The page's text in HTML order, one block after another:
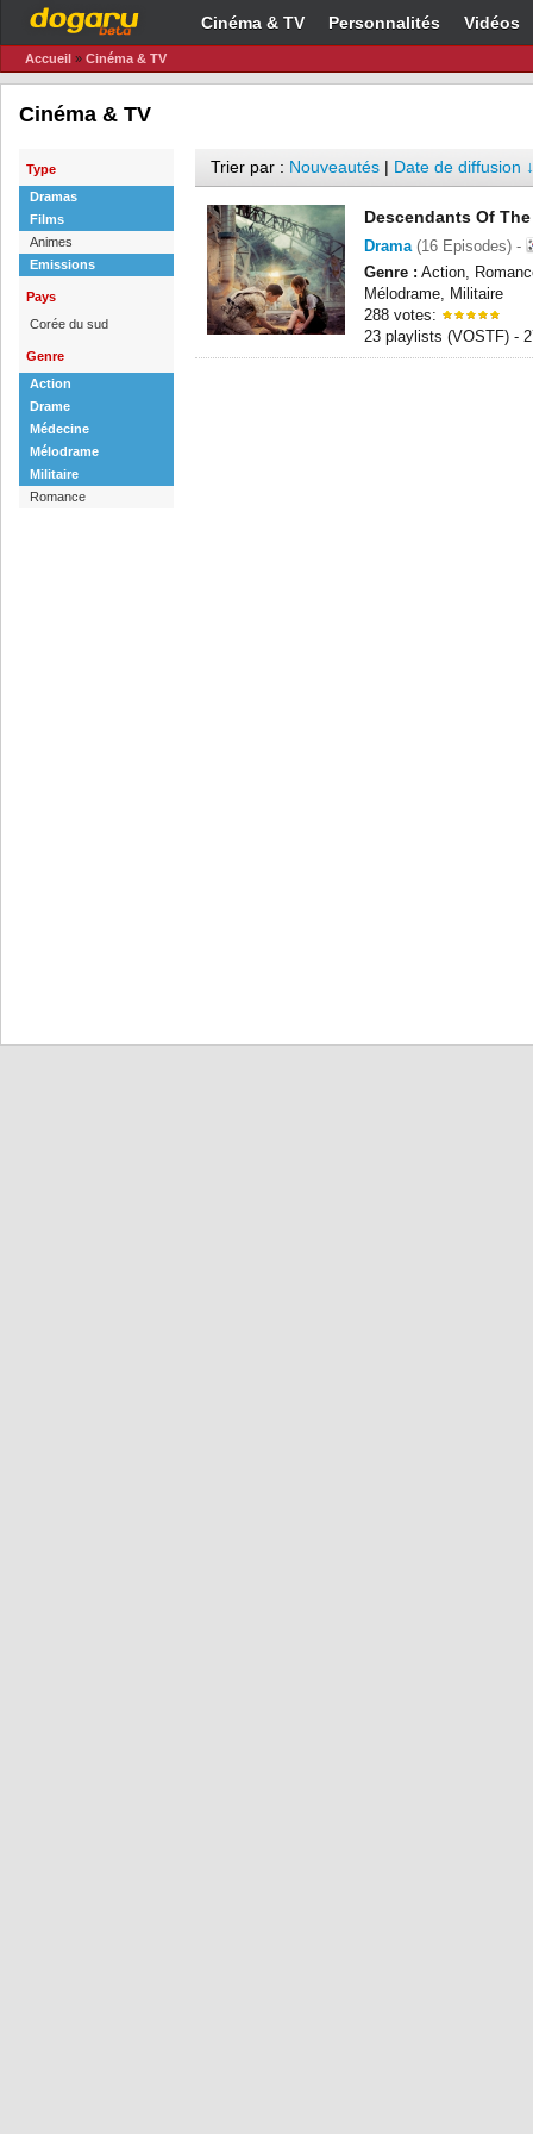
Cinéma & TV Personnalités Vidéos
Accueil » Cinéma & TV
Cinéma & TV
Type
Dramas
Films
Animes
Emissions
Pays
Corée du sud
Genre
Action
Drame
Médecine
Mélodrame
Militaire
Romance
Trier par : Nouveautés | Date de diffusion ↓
Descendants Of
Drama(16 Episodes) -
Genre : Action,
Mélodrame, Militaire
288 votes:
23 playlists (VOSTF) -